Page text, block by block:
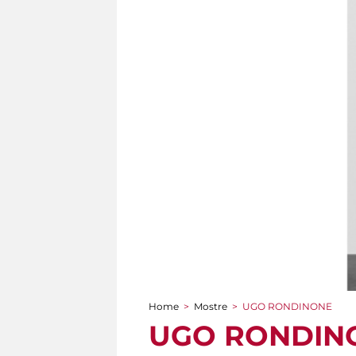
Tu sei qui
Home > Mostre > UGO RONDINONE
UGO